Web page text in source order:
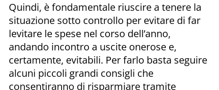
Quindi, è fondamentale riuscire a tenere la
situazione sotto controllo per evitare di far
levitare le spese nel corso dell’anno,
andando incontro a uscite onerose e,
certamente, evitabili. Per farlo basta seguire
alcuni piccoli grandi consigli che
consentiranno di risparmiare tramite